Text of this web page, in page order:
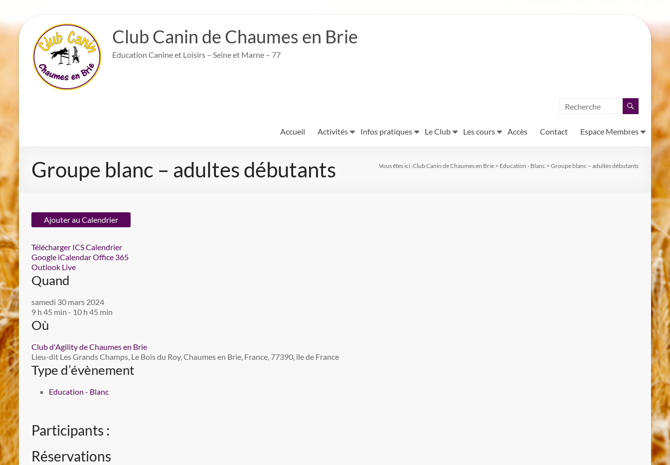
au
contenu
Club Canin de Chaumes en Brie
Education Canine et Loisirs – Seine et Marne – 77
Accueil Activités Infos pratiques Le Club Les cours Accès Contact Espace Membres
Groupe blanc – adultes débutants Vous êtes ici :Club Canin de Chaumes en Brie > Education - Blanc > Groupe blanc – adultes débutants
Ajouter au Calendrier
Télécharger ICSCalendrier
Google iCalendarOffice 365
Outlook Live
Quand
samedi 30 mars 2024
9 h 45 min - 10 h 45 min
Où
Club d'Agility de Chaumes en Brie
Lieu-dit Les Grands Champs, Le Bois du Roy, Chaumes en Brie, France, 77390, île de France
Type d’évènement
Education - Blanc
Participants :
Réservations